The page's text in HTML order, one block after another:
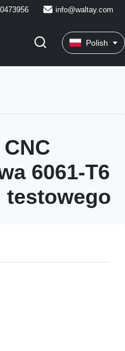
info@waltay.com
Polish
6061-T6
testowego